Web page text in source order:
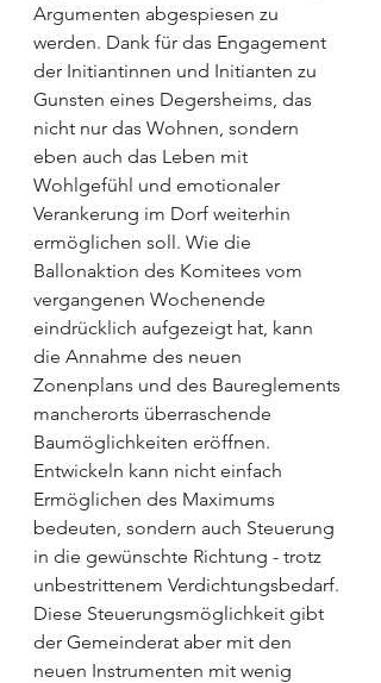
Argumenten abgespiesen zu
werden. Dank für das Engagement
der Initiantinnen und Initianten zu
Gunsten eines Degersheims, das
nicht nur das Wohnen, sondern
eben auch das Leben mit
Wohlgefühl und emotionaler
Verankerung im Dorf weiterhin
ermöglichen soll. Wie die
Ballonaktion des Komitees vom
vergangenen Wochenende
eindrücklich aufgezeigt hat, kann
die Annahme des neuen
Zonenplans und des Baureglements
mancherorts überraschende
Baumöglichkeiten eröffnen.
Entwickeln kann nicht einfach
Ermöglichen des Maximums
bedeuten, sondern auch Steuerung
in die gewünschte Richtung - trotz
unbestrittenem Verdichtungsbedarf.
Diese Steuerungsmöglichkeit gibt
der Gemeinderat aber mit den
neuen Instrumenten mit wenig